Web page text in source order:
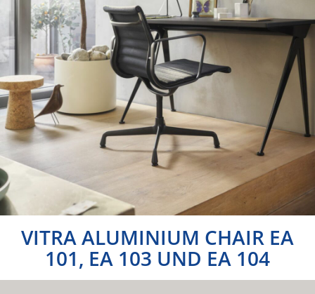
VITRA ALUMINIUM CHAIR EA
101, EA 103 UND EA 104